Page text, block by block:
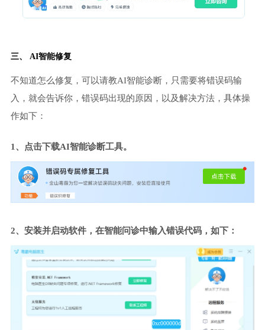
三、 AI智能修复
不知道怎么修复，可以请教AI智能诊断，只需要将错误码输
入，就会告诉你，错误码出现的原因，以及解决方法，具体操
作如下：
1、点击下载AI智能诊断工具。
2、安装并启动软件，在智能问诊中输入错误代码，如下：
0xc000000d